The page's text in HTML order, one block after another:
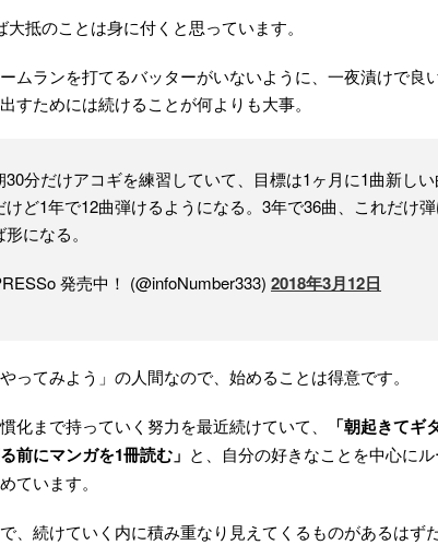
抵のことは身に付くと思っています。
ムランを打てるバッターがいないように、一夜漬けで良
すためには続けることが何よりも大事。
分だけアコギを練習していて、目標は1ヶ月に1曲新し
けど1年で12曲弾けるようになる。3年で36曲、これだけ
になる。
発売中！ (@infoNumber333) 2018年3月12日
ってみよう」の人間なので、始めることは得意です。
化まで持っていく努力を最近続けていて、
「朝起きて
前にマンガを1冊読む」 と、自分の好きなことを中心に
ています。
、続けていく内に積み重なり見えてくるものがあるはずだ